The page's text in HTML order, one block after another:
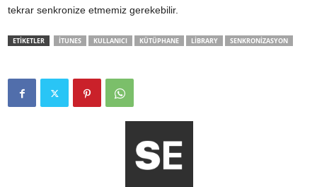
tekrar senkronize etmemiz gerekebilir.
ETİKETLER ITUNES KULLANICI KÜTÜPHANE LIBRARY SENKRONIZASYON